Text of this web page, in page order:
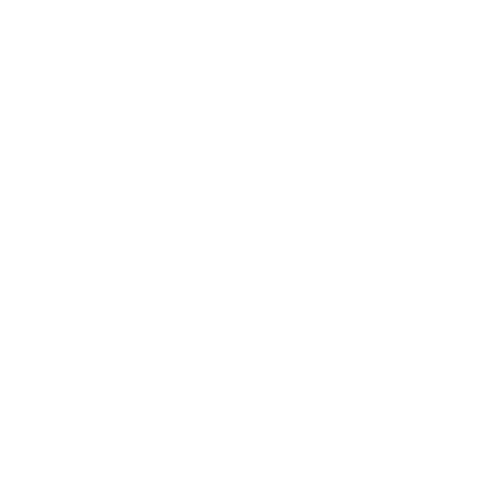
er utstyrt med en
er spotlighten ideell til
gallerier og utstillinger for å